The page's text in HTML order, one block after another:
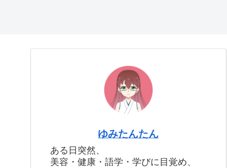
ゆみたんたん
ある日突然、
美容・健康・語学・学びに目覚め、